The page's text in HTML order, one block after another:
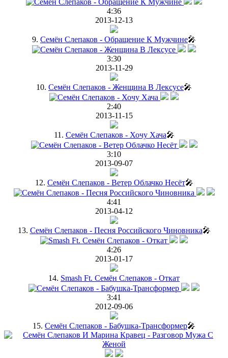
4:36
2013-12-13
9. Семён Слепаков - Обращение К Мужчине🎤
3:30
2013-11-29
10. Семён Слепаков - Женщина В Лексусе🎤
2:40
2013-11-15
11. Семён Слепаков - Хочу Хача🎤
3:10
2013-09-07
12. Семён Слепаков - Ветер Облачко Несёт🎤
4:41
2013-04-12
13. Семён Слепаков - Песня Российского Чиновника🎤
4:26
2013-01-17
14. Smash Ft. Семён Слепаков - Откат
3:41
2012-09-06
15. Семён Слепаков - Бабушка-Трансформер🎤